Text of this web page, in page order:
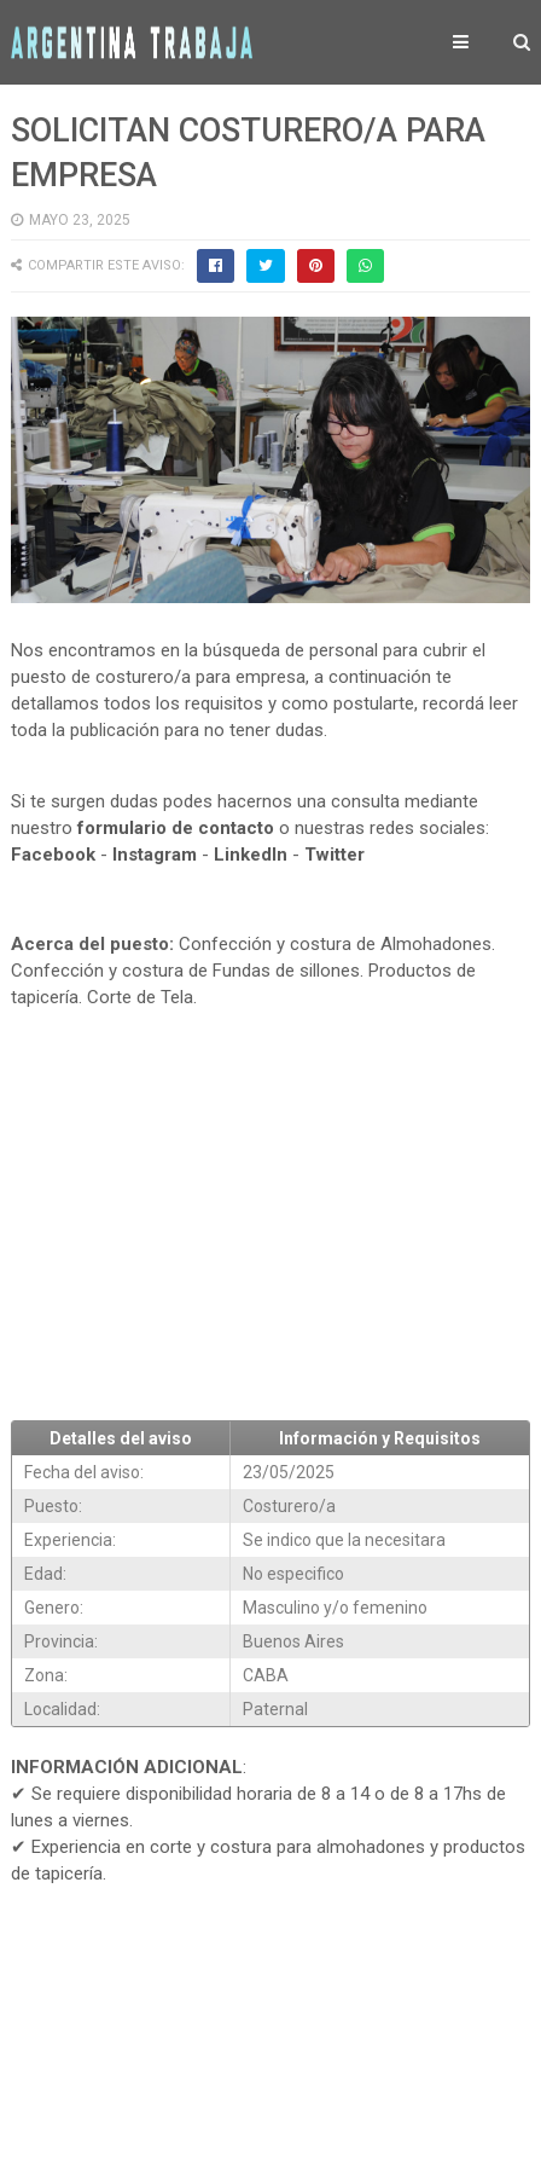
SOLICITAN COSTURERO/A PARA
EMPRESA
MAYO 23, 2025
COMPARTIR ESTE AVISO:
Nos encontramos en la búsqueda de personal para cubrir el
puesto de costurero/a para empresa, a continuación te
detallamos todos los requisitos y como postularte, recordá leer
toda la publicación para no tener dudas.
Si te surgen dudas podes hacernos una consulta mediante
nuestroformulario de contacto o nuestras redes sociales:
Facebook- Instagram - LinkedIn - Twitter
Acerca del puesto: Confección y costura de Almohadones.
Confección y costura de Fundas de sillones. Productos de
tapicería. Corte de Tela.
Detalles del aviso
Información y Requisitos
Fecha del aviso:
23/05/2025
Puesto:
Costurero/a
Experiencia:
Se indico que la necesitara
Edad:
No especifico
Genero:
Masculino y/o femenino
Provincia:
Buenos Aires
Zona:
CABA
Localidad:
Paternal
INFORMACIÓN ADICIONAL:
✔ Se requiere disponibilidad horaria de 8 a 14 o de 8 a 17hs de
lunes a viernes.
✔ Experiencia en corte y costura para almohadones y productos
de tapicería.